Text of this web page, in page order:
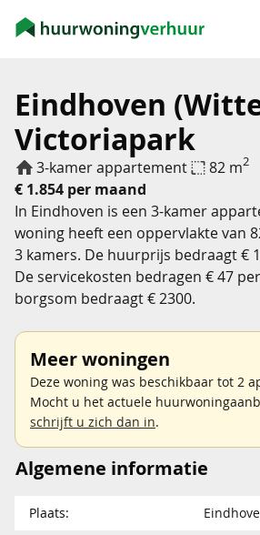
Eindhoven
Victoriapark
3-kamer appartement 82 m2
€ 1.854 per maand
In Eindhoven is een 3-kamer
woning heeft een oppervlakte van
3 kamers. De huurprijs bedraagt €
De servicekosten bedragen € 47
borgsom bedraagt € 2300.
Meer woningen
Deze woning was beschikbaar tot 2
Mocht u het actuele
schrijft u zich dan in.
Algemene informatie
Plaats: